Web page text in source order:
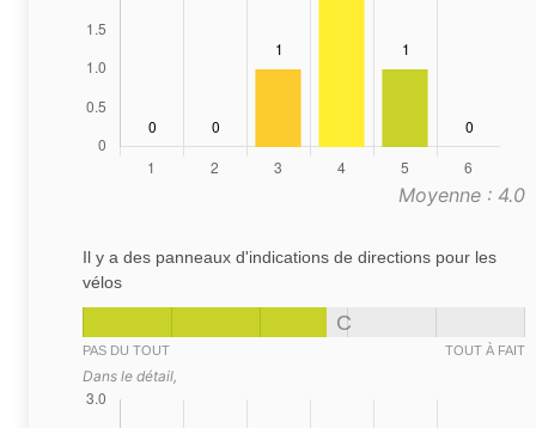
Moyenne : 4.0
Il y a des panneaux d'indications de directions pour les
vélos
C
PAS DU TOUT TOUT À FAIT
Dans le détail,